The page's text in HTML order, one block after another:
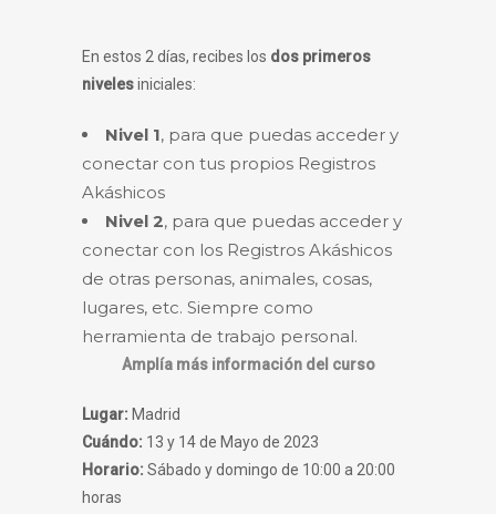
En estos 2 días, recibes los dos primeros
nivelesiniciales:
Nivel 1, para que puedas acceder y
conectar con tus propios Registros
Akáshicos
Nivel 2, para que puedas acceder y
conectar con los Registros Akáshicos
de otras personas, animales, cosas,
lugares, etc. Siempre como
herramienta de trabajo personal.
Amplía más información del curso
Lugar: Madrid
Cuándo: 13 y 14 de Mayo de 2023
Horario: Sábado y domingo de 10:00 a 20:00
horas